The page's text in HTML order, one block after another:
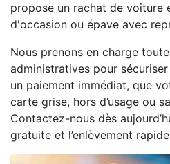
propose un rachat de voiture
d'occasion ou épave avec
Nous prenons en charge
administratives pour
un paiement immédiat, que
carte grise, hors d’usage ou
Contactez-nous dès
gratuite et l’enlèvement